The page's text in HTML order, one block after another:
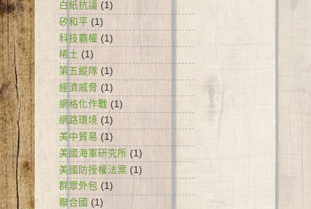
白紙抗議 (1)
矽和平 (1)
科技霸權 (1)
稀土 (1)
第五縱隊 (1)
經濟威脅 (1)
網格化作戰 (1)
網路環境 (1)
美中貿易 (1)
美國海軍研究所 (1)
美國防授權法案 (1)
群眾外包 (1)
聯合國 (1)